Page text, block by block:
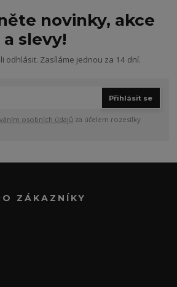
novinky, akce
a slevy!
odhlásit. Zasíláme jednou za 14 dní.
Přihlásit se
osobních údajů za účelem rozesílky
ZÁKAZNÍKY